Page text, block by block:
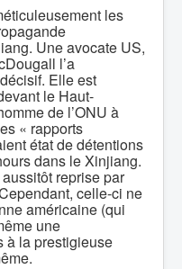
les
Une avocate US,
l’a
Elle est
le Haut-
de l’ONU à
« rapports
état de détentions
dans le Xinjiang.
reprise par
celle-ci ne
américaine (qui
une
à la prestigieuse